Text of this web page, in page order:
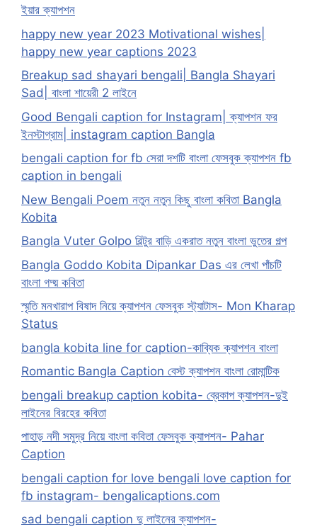
ইয়ার ক্যাপশন
happy new year 2023 Motivational wishes|
happy new year captions 2023
Breakup sad shayari bengali| Bangla Shayari
Sad| বাংলা শায়েরী 2 লাইনে
Good Bengali caption for Instagram| ক্যাপশন ফর
ইনস্টাগ্রাম| instagram caption Bangla
bengali caption for fb সেরা দশটি বাংলা ফেসবুক ক্যাপশন fb
caption in bengali
New Bengali Poem নতুন নতুন কিছু বাংলা কবিতা Bangla
Kobita
Bangla Vuter Golpo বিল্টুর বাড়ি একরাত নতুন বাংলা ভুতের গল্প
Bangla Goddo Kobita Dipankar Das এর লেখা পাঁচটি
বাংলা গদ্য় কবিতা
স্মৃতি মনখারাপ বিষাদ নিয়ে ক্যাপশন ফেসবুক স্ট্যাটাস- Mon Kharap
Status
bangla kobita line for caption-কাব্যিক ক্যাপশন বাংলা
Romantic Bangla Caption বেস্ট ক্যাপশন বাংলা রোমান্টিক
bengali breakup caption kobita- ব্রেকাপ ক্যাপশন-দুই
লাইনের বিরহের কবিতা
পাহাড় নদী সমুদ্র নিয়ে বাংলা কবিতা ফেসবুক ক্যাপশন- Pahar
Caption
bengali caption for love bengali love caption for
fb instagram- bengalicaptions.com
sad bengali caption দু লাইনের ক্যাপশন-